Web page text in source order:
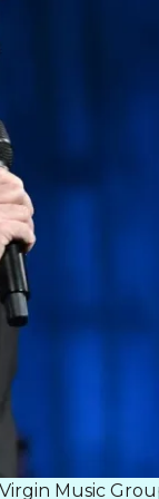
Music